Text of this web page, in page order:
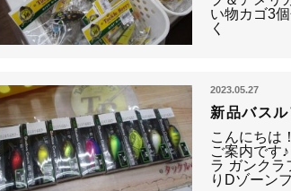
い物カゴ3
く
2023.05.27
新品バス
こんにちは
ご案内です
ラ ガンクラ
りDゾーン